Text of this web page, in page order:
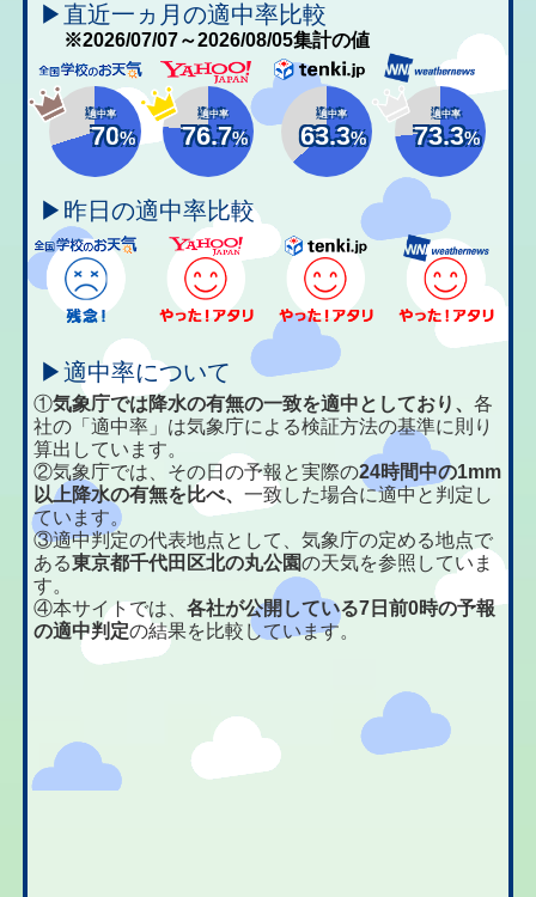
▶直近一ヵ月の適中率比較
※2026/07/07～2026/08/05集計の値
適中率
70%
適中率
76.7%
適中率
63.3%
適中率
73.3%
▶昨日の適中率比較
▶適中率について
①気象庁では降水の有無の一致を適中としており、各
社の「適中率」は気象庁による検証方法の基準に則り
算出しています。
②気象庁では、その日の予報と実際の24時間中の1mm
以上降水の有無を比べ、一致した場合に適中と判定し
ています。
③適中判定の代表地点として、気象庁の定める地点で
ある東京都千代田区北の丸公園の天気を参照していま
す。
④本サイトでは、各社が公開している7日前0時の予報
の適中判定の結果を比較しています。